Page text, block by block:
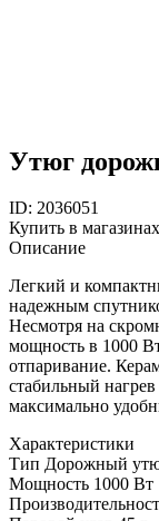
Утюг
ID: 2036051
Купить в магазинах
Описание
Легкий и
надежным
Несмотря на
мощность в 1000
отпаривание.
стабильный
максимально
Характеристики
Тип Дорожный
Мощность 1000 Вт